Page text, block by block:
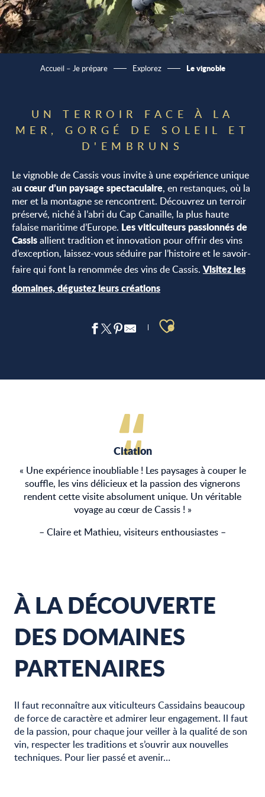
Accueil – Je prépare Explorez Le vignoble
UN TERROIR FACE À LA
MER, GORGÉ DE SOLEIL ET
D'EMBRUNS
Le vignoble de Cassis vous invite à une expérience unique
au cœur d’un paysage spectaculaire, en restanques, où la
mer et la montagne se rencontrent. Découvrez un terroir
préservé, niché à l’abri du Cap Canaille, la plus haute
falaise maritime d’Europe. Les viticulteurs passionnés de
Cassisallient tradition et innovation pour offrir des vins
d’exception, laissez-vous séduire par l’histoire et le savoir-
faire qui font la renommée des vins de Cassis. Visitez les
domaines, dégustez leurs créations
Ajouter aux
Citation
« Une expérience inoubliable ! Les paysages à couper le
souffle, les vins délicieux et la passion des vignerons
rendent cette visite absolument unique. Un véritable
voyage au cœur de Cassis ! »
– Claire et Mathieu, visiteurs enthousiastes –
À LA DÉCOUVERTE
DES DOMAINES
PARTENAIRES
Il faut reconnaître aux viticulteurs Cassidains beaucoup
de force de caractère et admirer leur engagement. Il faut
de la passion, pour chaque jour veiller à la qualité de son
vin, respecter les traditions et s’ouvrir aux nouvelles
techniques. Pour lier passé et avenir…